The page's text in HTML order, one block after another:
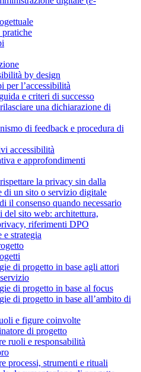
by design
per l’accessibilità
e criteri di successo
una dichiarazione di
di feedback e procedura di
accessibilità
e approfondimenti
la privacy sin dalla
di un sito o servizio digitale
il consenso quando necessario
del sito web: architettura,
riferimenti DPO
strategia
di progetto in base agli attori
di progetto in base al focus
di progetto in base all’ambito di
e figure coinvolte
di progetto
ruoli e responsabilità
processi, strumenti e rituali